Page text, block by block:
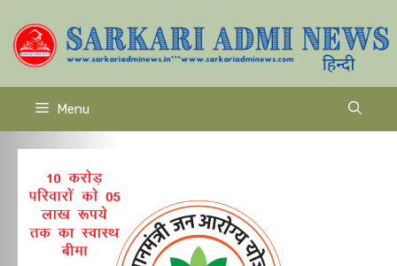
to
content
Menu